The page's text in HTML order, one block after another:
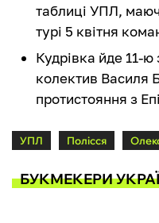
таблиці УПЛ,
турі 5 квітня
Кудрівка йде 11-ю
колектив Василя
протистояння з
УПЛ Полісся
БУКМЕКЕРИ